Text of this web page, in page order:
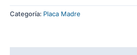
H610M
K
Categoría: Placa Madre